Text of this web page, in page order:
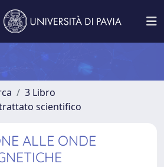
3 Libro
scientifico
ALLE ONDE